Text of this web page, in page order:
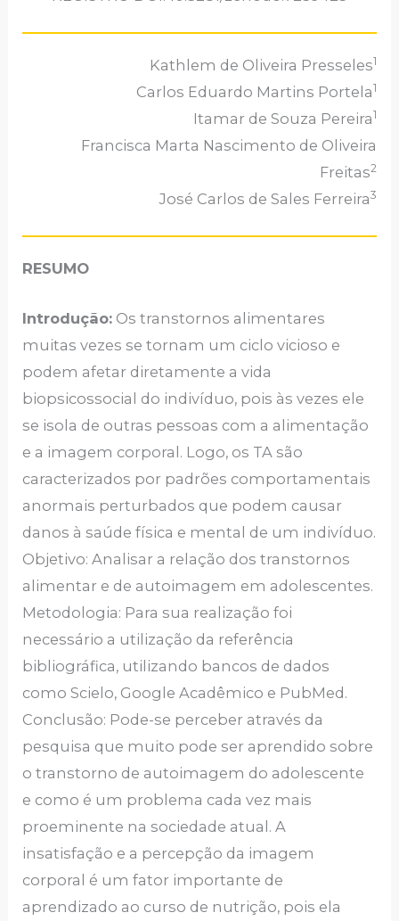
Kathlem de Oliveira Presseles1
Carlos Eduardo Martins Portela1
Itamar de Souza Pereira1
Francisca Marta Nascimento de Oliveira
Freitas2
José Carlos de Sales Ferreira3
RESUMO
Introdução: Os transtornos alimentares
muitas vezes se tornam um ciclo vicioso e
podem afetar diretamente a vida
biopsicossocial do indivíduo, pois às vezes ele
se isola de outras pessoas com a alimentação
e a imagem corporal. Logo, os TA são
caracterizados por padrões comportamentais
anormais perturbados que podem causar
danos à saúde física e mental de um indivíduo.
Objetivo: Analisar a relação dos transtornos
alimentar e de autoimagem em adolescentes.
Metodologia: Para sua realização foi
necessário a utilização da referência
bibliográfica, utilizando bancos de dados
como Scielo, Google Acadêmico e PubMed.
Conclusão: Pode-se perceber através da
pesquisa que muito pode ser aprendido sobre
o transtorno de autoimagem do adolescente
e como é um problema cada vez mais
proeminente na sociedade atual. A
insatisfação e a percepção da imagem
corporal é um fator importante de
aprendizado ao curso de nutrição, pois ela